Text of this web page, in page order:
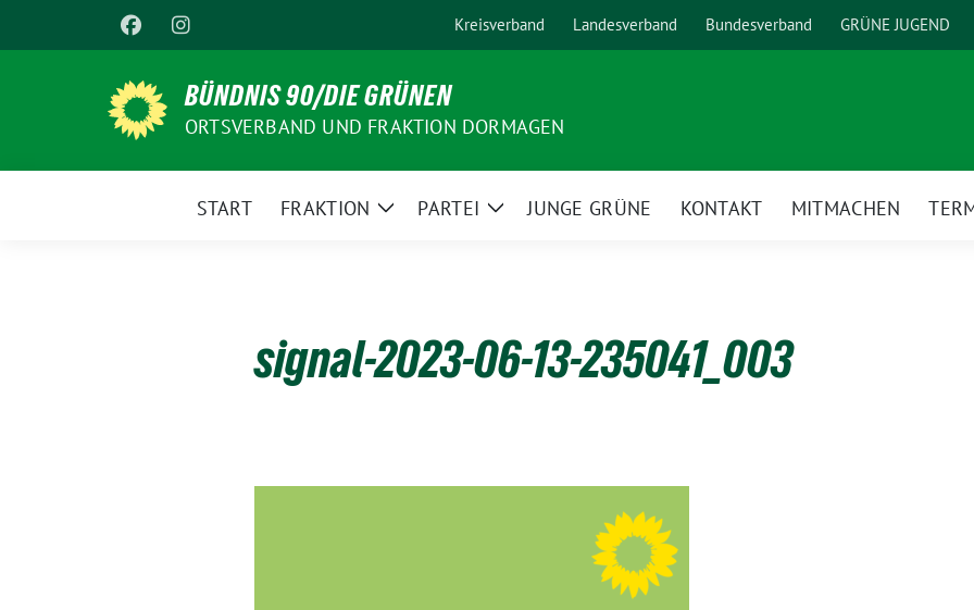
zum
Kreisverband Landesverband Bundesverband GRÜNE JUGEND
BÜNDNIS 90/DIE GRÜNEN
ORTSVERBAND UND FRAKTION DORMAGEN
START FRAKTION
ZeigePARTEI
ZeigeJUNGE GRÜNE KONTAKT MITMACHEN
signal-2023-06-13-235041_003